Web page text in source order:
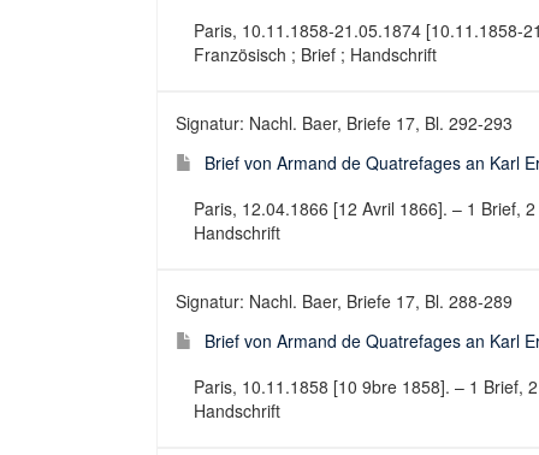
Paris, 10.11.1858-21.05.1874 [10.11.1858-
Französisch ; Brief ; Handschrift
Signatur: Nachl. Baer, Briefe 17, Bl. 292-293
Brief von Armand de Quatrefages an Karl
Paris, 12.04.1866 [12 Avril 1866]. – 1 Brief,
Handschrift
Signatur: Nachl. Baer, Briefe 17, Bl. 288-289
Brief von Armand de Quatrefages an Karl
Paris, 10.11.1858 [10 9bre 1858]. – 1 Brief,
Handschrift